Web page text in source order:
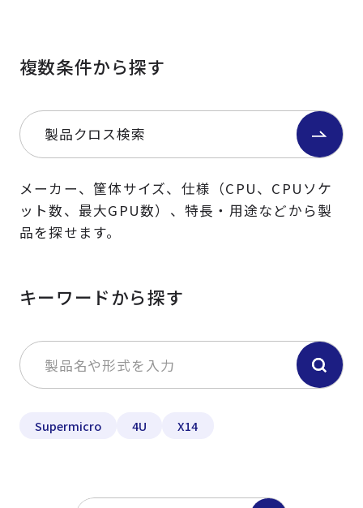
複数条件から探す
製品クロス検索
メーカー、筐体サイズ、仕様（CPU、CPUソケ
ット数、最大GPU数）、特長・用途などから製
品を探せます。
キーワードから探す
Supermicro 4U X14